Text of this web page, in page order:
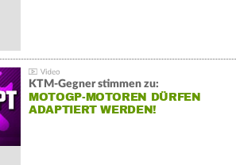
KTM-Gegner stimmen zu:
MOTOGP-MOTOREN DÜRFEN
ADAPTIERT WERDEN!